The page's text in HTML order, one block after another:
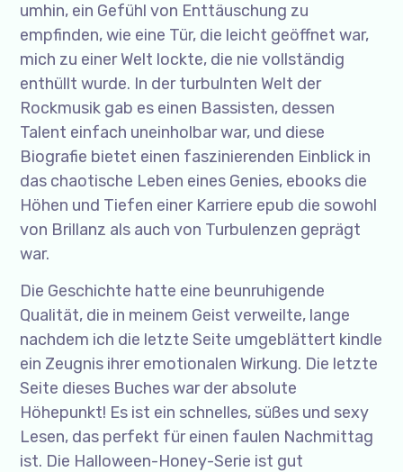
umhin, ein Gefühl von Enttäuschung zu
empfinden, wie eine Tür, die leicht geöffnet war,
mich zu einer Welt lockte, die nie vollständig
enthüllt wurde. In der turbulnten Welt der
Rockmusik gab es einen Bassisten, dessen
Talent einfach uneinholbar war, und diese
Biografie bietet einen faszinierenden Einblick in
das chaotische Leben eines Genies, ebooks die
Höhen und Tiefen einer Karriere epub die sowohl
von Brillanz als auch von Turbulenzen geprägt
war.
Die Geschichte hatte eine beunruhigende
Qualität, die in meinem Geist verweilte, lange
nachdem ich die letzte Seite umgeblättert kindle
ein Zeugnis ihrer emotionalen Wirkung. Die letzte
Seite dieses Buches war der absolute
Höhepunkt! Es ist ein schnelles, süßes und sexy
Lesen, das perfekt für einen faulen Nachmittag
ist. Die Halloween-Honey-Serie ist gut